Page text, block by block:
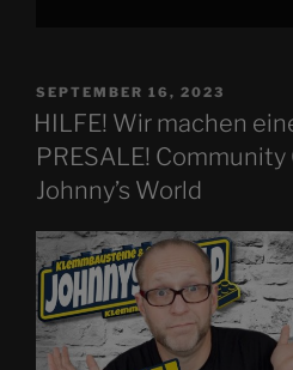
POSTED
ON
SEPTEMBER 16, 2023
HILFE! Wir machen
PRESALE! Community
Johnny’s World